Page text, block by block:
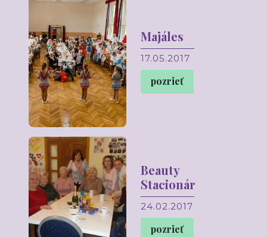
Majáles
17.05.2017
pozrieť
Beauty
Stacionár
24.02.2017
pozrieť